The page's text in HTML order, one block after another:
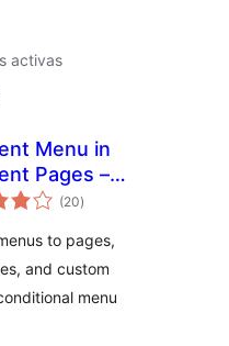
activas
Menu in
Pages –
Menu
(20valoracións
totais
)
to pages,
and custom
menu